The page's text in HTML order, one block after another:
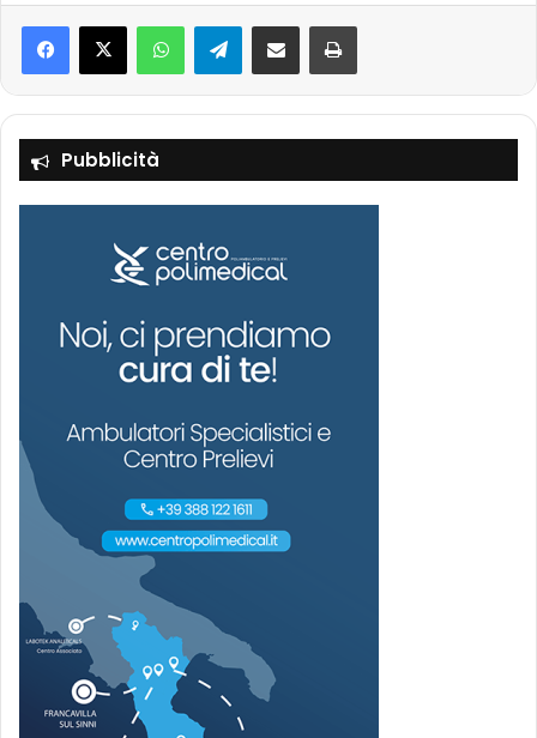
Telegram
Pubblicità